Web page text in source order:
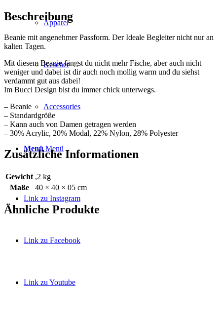
Apparel
Kescher
Accessories
Menü Menü
Link zu Instagram
Link zu Facebook
Link zu Youtube
Beschreibung
Beanie mit angenehmer Passform. Der Ideale Begleiter nicht nur an
kalten Tagen.
Mit diesem Beanie fängst du nicht mehr Fische, aber auch nicht
weniger und dabei ist dir auch noch mollig warm und du siehst
verdammt gut aus dabei!
Im Bucci Design bist du immer chick unterwegs.
– Beanie
– Standardgröße
– Kann auch von Damen getragen werden
– 30% Acrylic, 20% Modal, 22% Nylon, 28% Polyester
Zusätzliche Informationen
Gewicht ,2 kg
Maße
40 × 40 × 05 cm
Ähnliche Produkte